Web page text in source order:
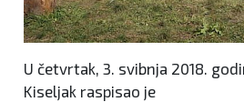
U četvrtak, 3. svibnja 2018.
Kiseljak raspisao je